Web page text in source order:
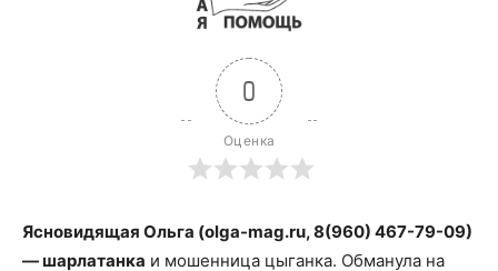
0
Оценка
Ясновидящая Ольга (olga-mag.ru, 8(960) 467-79-09)
— шарлатанка и мошенница цыганка. Обманула на